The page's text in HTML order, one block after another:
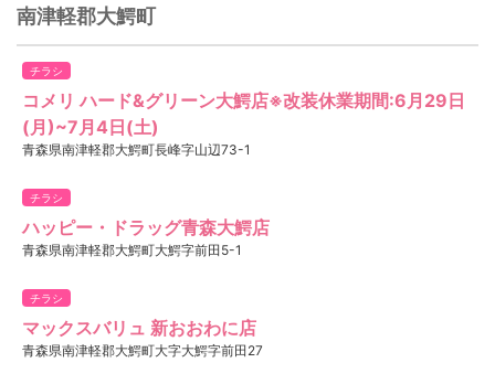
南津軽郡大鰐町
チラシ
コメリ ハード&グリーン大鰐店※改装休業期間:6月29日
(月)~7月4日(土)
青森県南津軽郡大鰐町長峰字山辺73-1
チラシ
ハッピー・ドラッグ青森大鰐店
青森県南津軽郡大鰐町大鰐字前田5-1
チラシ
マックスバリュ 新おおわに店
青森県南津軽郡大鰐町大字大鰐字前田27